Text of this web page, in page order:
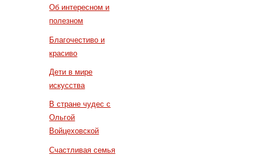
Об интересном и
полезном
Благочестиво и
красиво
Дети в мире
искусства
В стране чудес с
Ольгой
Войцеховской
Счастливая семья